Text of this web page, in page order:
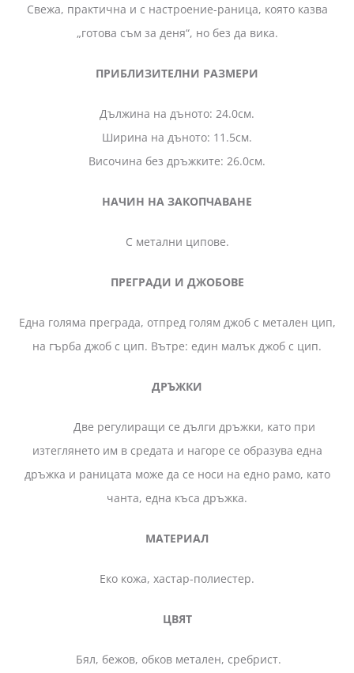
Свежа, практична и с настроение-раница, която казва
„готова съм за деня“, но без да вика.
ПРИБЛИЗИТЕЛНИ РАЗМЕРИ
Дължина на дъното: 24.0см.
Ширина на дъното: 11.5см.
Височина без дръжките: 26.0см.
НАЧИН НА ЗАКОПЧАВАНЕ
С метални ципове.
ПРЕГРАДИ И ДЖОБОВЕ
Една голяма преграда, отпред голям джоб с метален цип,
на гърба джоб с цип. Вътре: един малък джоб с цип.
ДРЪЖКИ
Две регулиращи се дълги дръжки, като при
изтеглянето им в средата и нагоре се образува една
дръжка и раницата може да се носи на едно рамо, като
чанта, една къса дръжка.
МАТЕРИАЛ
Еко кожа, хастар-полиестер.
ЦВЯТ
Бял, бежов, обков метален, сребрист.